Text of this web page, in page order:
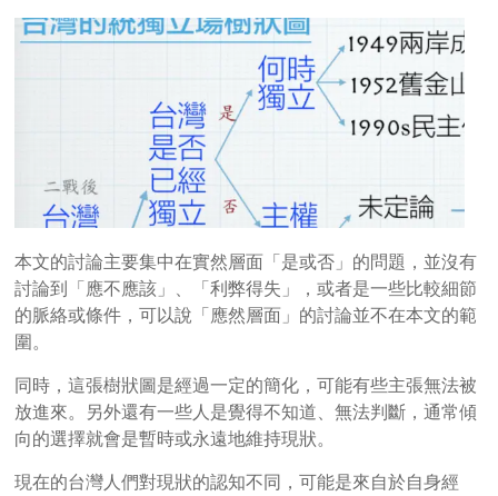
本文的討論主要集中在實然層面「是或否」的問題，並沒有
討論到「應不應該」、「利弊得失」，或者是一些比較細節
的脈絡或條件，可以說「應然層面」的討論並不在本文的範
圍。
同時，這張樹狀圖是經過一定的簡化，可能有些主張無法被
放進來。另外還有一些人是覺得不知道、無法判斷，通常傾
向的選擇就會是暫時或永遠地維持現狀。
現在的台灣人們對現狀的認知不同，可能是來自於自身經